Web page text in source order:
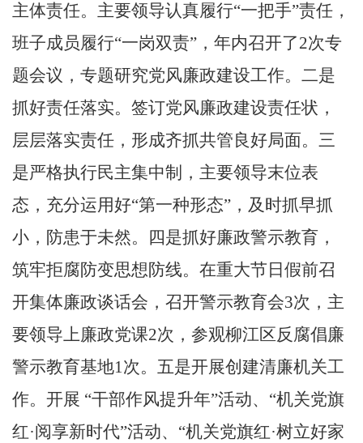
主体责任。主要领导认真履行“一把手”责任，
班子成员履行“一岗双责” ，年内召开了2次专
题会议，专题研究党风廉政建设工作。二是
抓好责任落实。签订党风廉政建设责任状，
层层落实责任，形成齐抓共管良好局面。三
是严格执行民主集中制，主要领导末位表
态，充分运用好“第一种形态” ，及时抓早抓
小，防患于未然。四是抓好廉政警示教育，
筑牢拒腐防变思想防线。在重大节日假前召
开集体廉政谈话会， 召开警示教育会3次， 主
要领导上廉政党课2次，参观柳江区反腐倡廉
警示教育基地1次。五是开展创建清廉机关工
作。开展 “干部作风提升年”活动、 “机关党旗
红·阅享新时代”活动、 “机关党旗红·树立好家